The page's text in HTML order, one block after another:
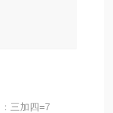
三加四=7